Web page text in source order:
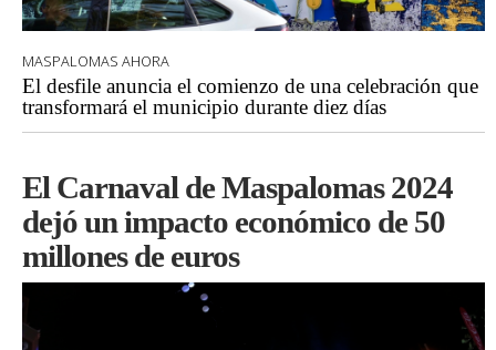
MASPALOMAS AHORA
El desfile anuncia el comienzo de una celebración que
transformará el municipio durante diez días
El Carnaval de Maspalomas 2024
dejó un impacto económico de 50
millones de euros